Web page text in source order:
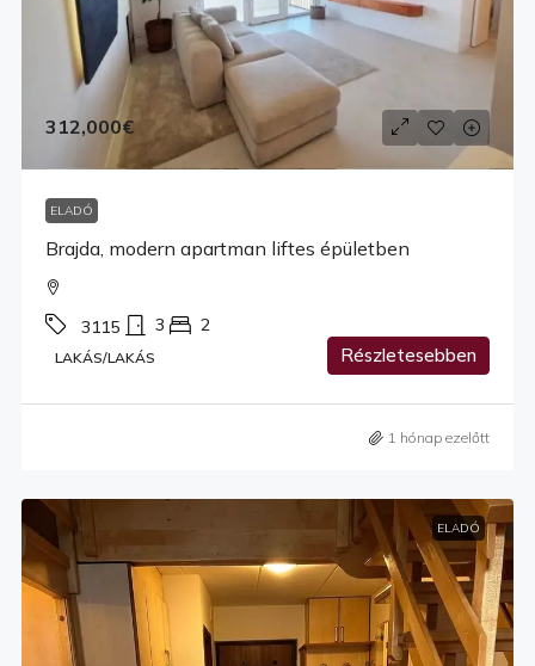
312,000€
ELADÓ
Brajda, modern apartman liftes épületben
3115 3 2
LAKÁS/LAKÁS Részletesebben
1 hónap ezelőtt
ELADÓ